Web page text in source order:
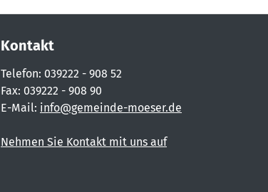
Kontakt
Telefon: 039222 - 908 52
Fax: 039222 - 908 90
E-Mail: info@gemeinde-moeser.de
Nehmen Sie Kontakt mit uns auf